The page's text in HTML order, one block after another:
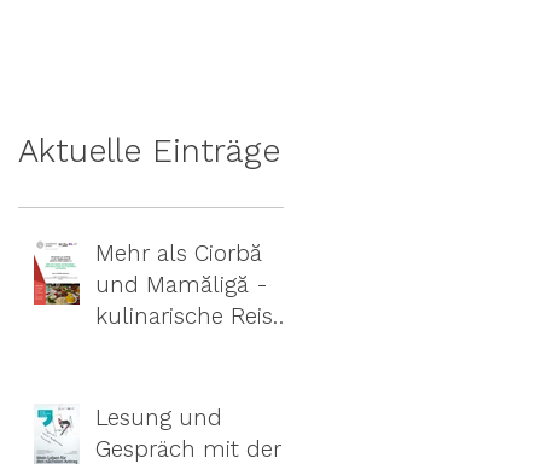
Aktuelle Einträge
Mehr als Ciorbă
und Mamăligă -
kulinarische Reise
Lesung und
Gespräch mit der